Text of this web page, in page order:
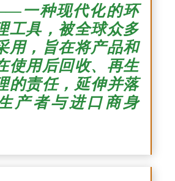
一种现代化的环
工具，被全球众多
用，旨在将产品和
使用后回收、再生
的责任，延伸并落
产者与进口商身